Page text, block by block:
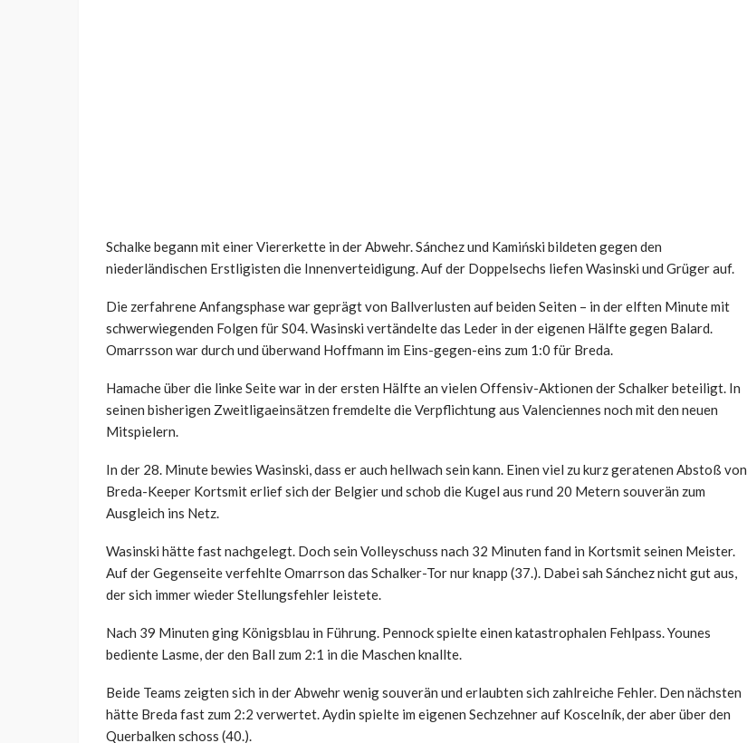
Schalke begann mit einer Viererkette in der Abwehr. Sánchez und Kamiński bildeten gegen den
niederländischen Erstligisten die Innenverteidigung. Auf der Doppelsechs liefen Wasinski und Grüger auf.
Die zerfahrene Anfangsphase war geprägt von Ballverlusten auf beiden Seiten – in der elften Minute mit
schwerwiegenden Folgen für S04. Wasinski vertändelte das Leder in der eigenen Hälfte gegen Balard.
Omarrsson war durch und überwand Hoffmann im Eins-gegen-eins zum 1:0 für Breda.
Hamache über die linke Seite war in der ersten Hälfte an vielen Offensiv-Aktionen der Schalker beteiligt. In
seinen bisherigen Zweitligaeinsätzen fremdelte die Verpflichtung aus Valenciennes noch mit den neuen
Mitspielern.
In der 28. Minute bewies Wasinski, dass er auch hellwach sein kann. Einen viel zu kurz geratenen Abstoß von
Breda-Keeper Kortsmit erlief sich der Belgier und schob die Kugel aus rund 20 Metern souverän zum
Ausgleich ins Netz.
Wasinski hätte fast nachgelegt. Doch sein Volleyschuss nach 32 Minuten fand in Kortsmit seinen Meister.
Auf der Gegenseite verfehlte Omarrson das Schalker-Tor nur knapp (37.). Dabei sah Sánchez nicht gut aus,
der sich immer wieder Stellungsfehler leistete.
Nach 39 Minuten ging Königsblau in Führung. Pennock spielte einen katastrophalen Fehlpass. Younes
bediente Lasme, der den Ball zum 2:1 in die Maschen knallte.
Beide Teams zeigten sich in der Abwehr wenig souverän und erlaubten sich zahlreiche Fehler. Den nächsten
hätte Breda fast zum 2:2 verwertet. Aydin spielte im eigenen Sechzehner auf Koscelník, der aber über den
Querbalken schoss (40.).